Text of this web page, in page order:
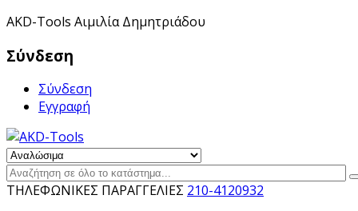
ΑKD-Tools Αιμιλία Δημητριάδου
Σύνδεση
Σύνδεση
Εγγραφή
ΤΗΛΕΦΩΝΙΚΕΣ ΠΑΡΑΓΓΕΛΙΕΣ 210-4120932